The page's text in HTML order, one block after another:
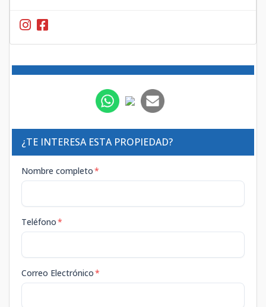
¿TE INTERESA ESTA PROPIEDAD?
Nombre completo*
Teléfono*
Correo Electrónico*